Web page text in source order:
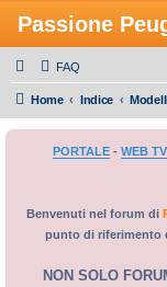
Passione
FAQ
Home Indice
PORTALE- WEB TV
Benvenuti nel forum di
punto di riferimento
NON SOLO